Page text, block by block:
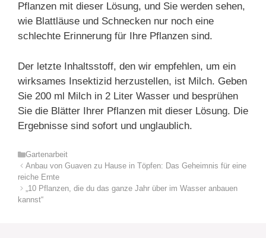
Pflanzen mit dieser Lösung, und Sie werden sehen,
wie Blattläuse und Schnecken nur noch eine
schlechte Erinnerung für Ihre Pflanzen sind.
Der letzte Inhaltsstoff, den wir empfehlen, um ein
wirksames Insektizid herzustellen, ist Milch. Geben
Sie 200 ml Milch in 2 Liter Wasser und besprühen
Sie die Blätter Ihrer Pflanzen mit dieser Lösung. Die
Ergebnisse sind sofort und unglaublich.
Kategorien
Gartenarbeit
Anbau von Guaven zu Hause in Töpfen: Das Geheimnis für eine
reiche Ernte
„10 Pflanzen, die du das ganze Jahr über im Wasser anbauen
kannst“